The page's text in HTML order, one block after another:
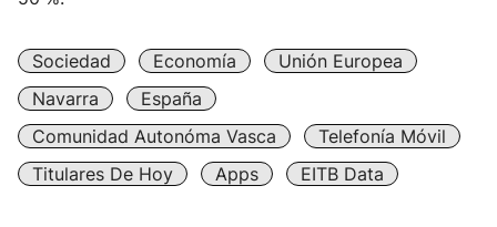
Sociedad Economía
Unión Europea
Navarra
España
Comunidad Autonóma Vasca
Telefonía Móvil
Titulares De Hoy
Apps EITB Data